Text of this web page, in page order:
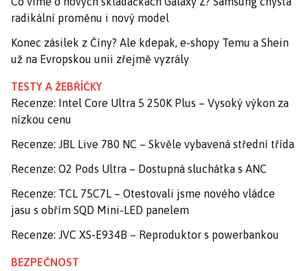
radikální proměnu i nový model
Konec zásilek z Číny? Ale kdepak, e-shopy Temu a Shein
už na Evropskou unii zřejmě vyzrály
TESTY A ŽEBŘÍČKY
Recenze: Intel Core Ultra 5 250K Plus – Vysoký výkon za
nízkou cenu
Recenze: JBL Live 780 NC – Skvěle vybavená střední třída
Recenze: O2 Pods Ultra – Dostupná sluchátka s ANC
Recenze: TCL 75C7L – Otestovali jsme nového vládce
jasu s obřím SQD Mini-LED panelem
Recenze: JVC XS-E934B – Reproduktor s powerbankou
BEZPEČNOST